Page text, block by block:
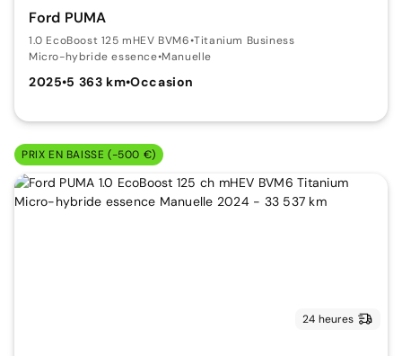
Ford PUMA
1.0 EcoBoost 125 mHEV BVM6•Titanium Business
Micro-hybride essence•Manuelle
2025•5 363 km•Occasion
PRIX EN BAISSE (-500 €)
24 heures